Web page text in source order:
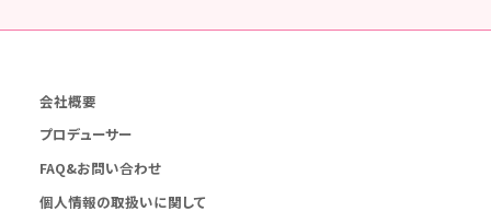
会社概要
プロデューサー
FAQ&お問い合わせ
個人情報の取扱いに関して